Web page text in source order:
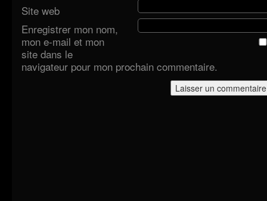
Site web
Enregistrer mon nom,
mon e-mail et mon
site dans le
navigateur pour mon prochain commentaire.